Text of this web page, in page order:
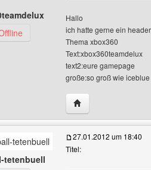
Benutzer-Profile anzeigen
Hallo
ich hatte gerne ein header
Thema xbox360
Text:xbox360teamdelux
text2:eure gamepage
große:so groß wie iceblue
Website dieses
tetenbuell
27.01.2012 um 18:40
Titel: